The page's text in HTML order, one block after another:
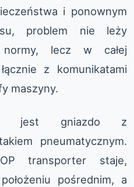
i ponownym
problem nie leży
lecz w całej
z komunikatami
maszyny.
jest gniazdo z
pneumatycznym.
transporter staje,
pośrednim, a